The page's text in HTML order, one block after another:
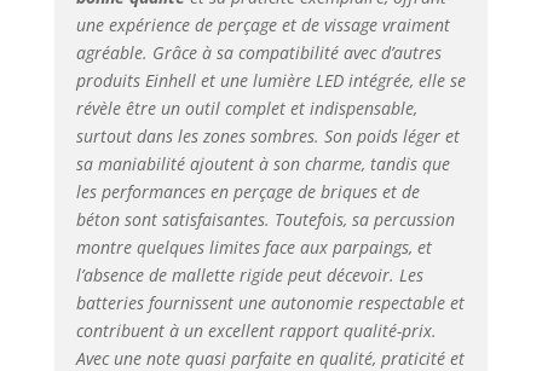
de main l’accessoire
souhaité Utilisation
adaptée aux matériaux
- Le variateur
électronique permet
une adaptation
optimale à chaque
matériau et à
l’utilisation souhaitée
pour des résultats
précis Éclairage
optimal - Afin de
pouvoir travailler aussi
dans des zones
une expérience de perçage et de vissage vraiment
agréable. Grâce à sa compatibilité avec d’autres
produits Einhell et une lumière LED intégrée, elle se
révèle être un outil complet et indispensable,
surtout dans les zones sombres. Son poids léger et
sa maniabilité ajoutent à son charme, tandis que
les performances en perçage de briques et de
béton sont satisfaisantes. Toutefois, sa percussion
montre quelques limites face aux parpaings, et
l’absence de mallette rigide peut décevoir. Les
batteries fournissent une autonomie respectable et
contribuent à un excellent rapport qualité-prix.
Avec une note quasi parfaite en qualité, praticité et